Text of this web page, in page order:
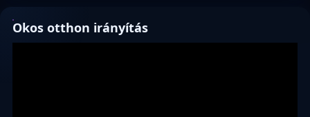
Okos otthon irányítás